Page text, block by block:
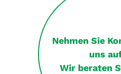
Nehmen Sie
uns
Wir beraten